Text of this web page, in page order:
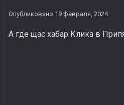
Опубликовано 19 февраля, 2024
А где щас хабар Клика в